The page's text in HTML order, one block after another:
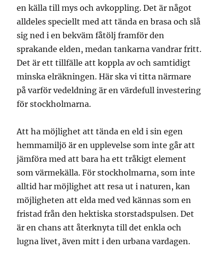
en källa till mys och avkoppling. Det är något
alldeles speciellt med att tända en brasa och slå
sig ned i en bekväm fåtölj framför den
sprakande elden, medan tankarna vandrar fritt.
Det är ett tillfälle att koppla av och samtidigt
minska elräkningen. Här ska vi titta närmare
på varför vedeldning är en värdefull investering
för stockholmarna.
Att ha möjlighet att tända en eld i sin egen
hemmamiljö är en upplevelse som inte går att
jämföra med att bara ha ett tråkigt element
som värmekälla. För stockholmarna, som inte
alltid har möjlighet att resa ut i naturen, kan
möjligheten att elda med ved kännas som en
fristad från den hektiska storstadspulsen. Det
är en chans att återknyta till det enkla och
lugna livet, även mitt i den urbana vardagen.